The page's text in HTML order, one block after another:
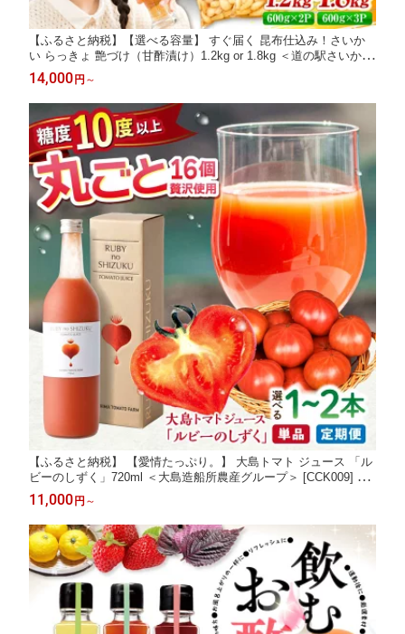
【ふるさと納税】【選べる容量】 すぐ届く 昆布仕込み！さいか
い らっきょ 艶づけ（甘酢漬け）1.2kg or 1.8kg ＜道の駅さいかい
みかんドーム＞ [CAI020] 長崎 西海 らっきょう ラッキョウ 漬け
物 漬物 ご飯 昆布 天然素材 ご飯のお供 おつまみ
14,000 円 ～
【ふるさと納税】 【愛情たっぷり。】 大島トマト ジュース 「ル
ビーのしずく」720ml ＜大島造船所農産グループ＞ [CCK009] 長
崎 西海 トマト 大島トマトジュース 贈答 ギフト プレゼント 甘い
野菜飲料 野菜ジュース 飲料類 ジュース リコピン
11,000 円 ～